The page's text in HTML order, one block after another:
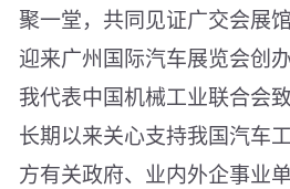
聚一堂，共同见证广交会展
迎来广州国际汽车展览会创
我代表中国机械工业联合会
长期以来关心支持我国汽车
方有关政府、业内外企事业